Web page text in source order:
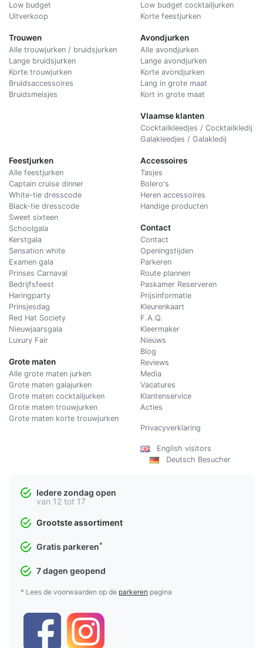
Low budget
Uitverkoop
Trouwen
Alle trouwjurken / bruidsjurken
Lange bruidsjurken
Korte trouwjurken
Bruidsaccessoires
Bruidsmeisjes
Low budget cocktailjurken
Korte feestjurken
Avondjurken
Alle avondjurken
Lange avondjurken
Korte avondjurken
Lang in grote maat
Kort in grote maat
Vlaamse klanten
Cocktailkleedjes / Cocktailkledij
Galakleedjes / Galakledij
Feestjurken
Alle feestjurken
Captain cruise dinner
White-tie dresscode
Black-tie dresscode
Sweet sixteen
Schoolgala
Kerstgala
Sensation white
Examen gala
Prinses Carnaval
Bedrijfsfeest
Haringparty
Prinsjesdag
Red Hat Society
Nieuwjaarsgala
Luxury Fair
Grote maten
Alle grote maten jurken
Grote maten galajurken
Grote maten cocktailjurken
Grote maten trouwjurken
Grote maten korte trouwjurken
Accessoires
Tasjes
Bolero's
Heren accessoires
Handige producten
Contact
Contact
Openingstijden
Parkeren
Route plannen
Paskamer Reserveren
Prijsinformatie
Kleurenkaart
F.A.Q.
Kleermaker
Nieuws
Blog
Reviews
Media
Vacatures
Klantenservice
Acties
Privacyverklaring
English visitors
Deutsch Besucher
Iedere zondag open
van 12 tot 17
Grootste assortiment
Gratis parkeren*
7 dagen geopend
* Lees de voorwaarden op de parkeren pagina